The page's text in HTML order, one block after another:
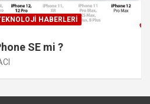
HABERLERI
SE mi ?